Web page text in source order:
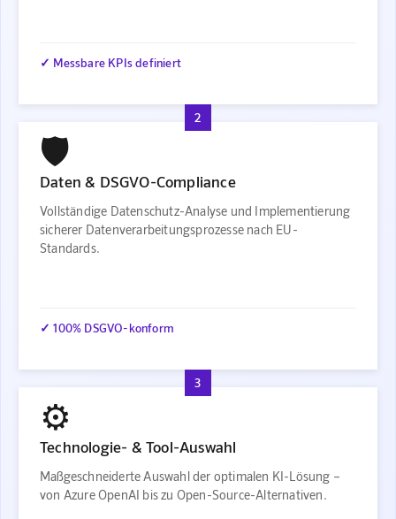
✓ Messbare KPIs definiert
2
🛡️
Daten & DSGVO-Compliance
Vollständige Datenschutz-Analyse und Implementierung
sicherer Datenverarbeitungsprozesse nach EU-
Standards.
✓ 100% DSGVO-konform
3
⚙️
Technologie- & Tool-Auswahl
Maßgeschneiderte Auswahl der optimalen KI-Lösung –
von Azure OpenAI bis zu Open-Source-Alternativen.